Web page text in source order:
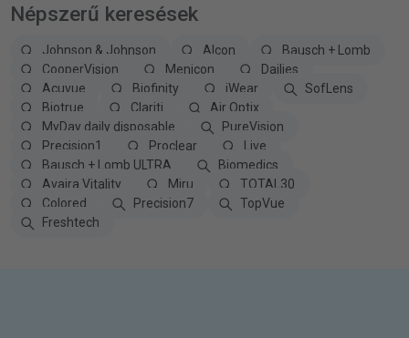
Népszerű keresések
Johnson & Johnson Alcon
Bausch + Lomb
CooperVision
Menicon
Dailies
Acuvue
Biofinity iWear
SofLens
Biotrue
Clariti
Air Optix
MyDay daily disposable
PureVision
Precision1
Proclear
Live
Bausch + Lomb ULTRA
Biomedics
Avaira Vitality
Miru
TOTAL30
Colored
Precision7
TopVue
Freshtech